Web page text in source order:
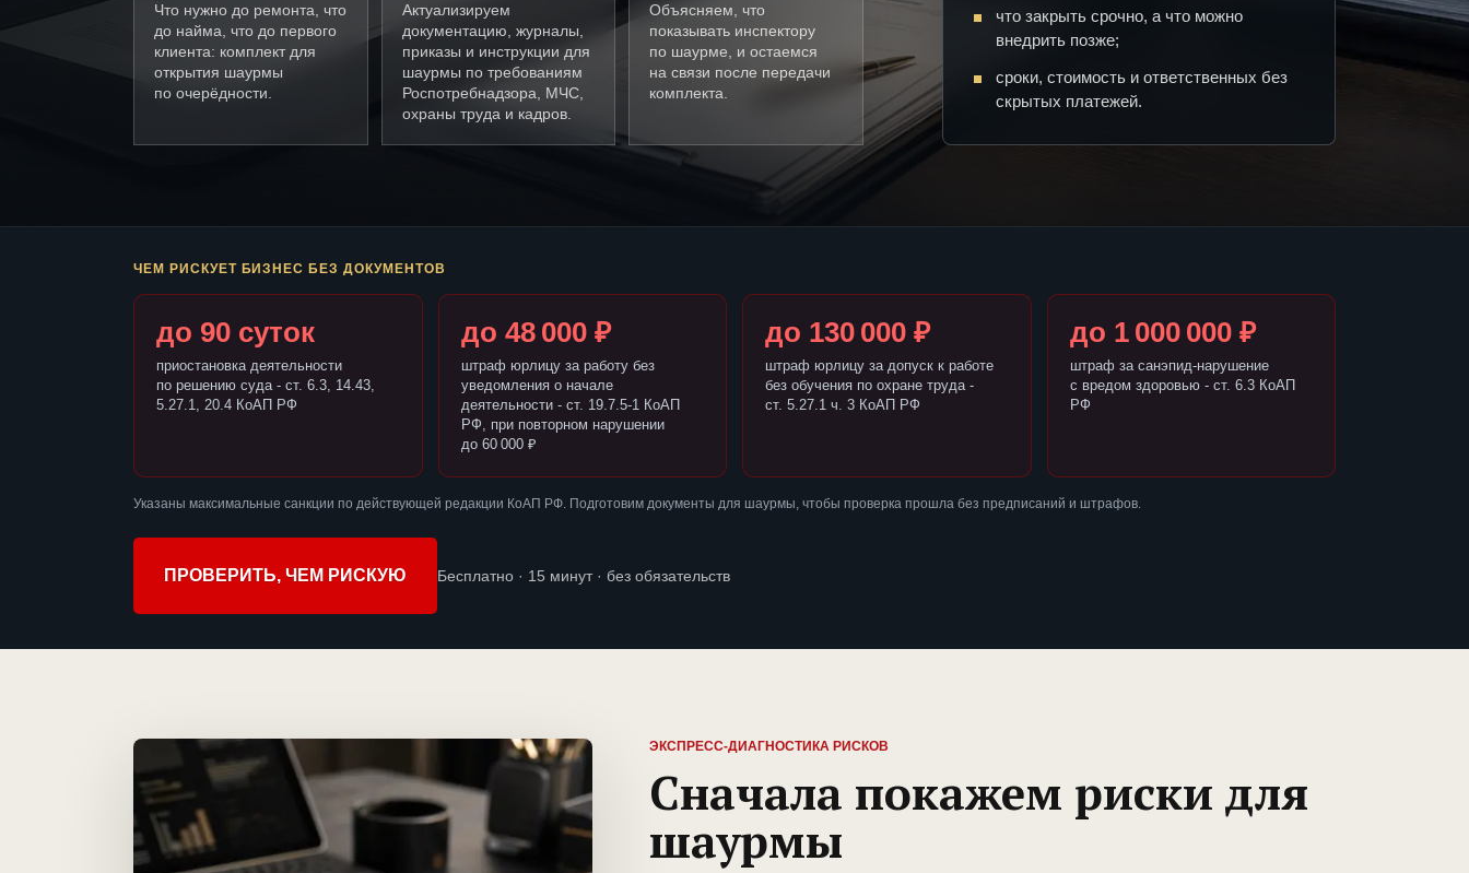
Что нужно до ремонта, что
до найма, что до первого
клиента: комплект для
открытия шаурмы
по очерёдности.
Актуализируем
документацию, журналы,
приказы и инструкции для
шаурмы по требованиям
Роспотребнадзора, МЧС,
охраны труда и кадров.
Объясняем, что
показывать инспектору
по шаурме, и остаемся
на связи после передачи
комплекта.
что закрыть срочно, а что можно
внедрить позже;
сроки, стоимость и ответственных без
скрытых платежей.
ЧЕМ РИСКУЕТ БИЗНЕС БЕЗ ДОКУМЕНТОВ
до 90 суток
приостановка деятельности
по решению суда - ст. 6.3, 14.43,
5.27.1, 20.4 КоАП РФ
до 48 000 ₽
штраф юрлицу за работу без
уведомления о начале
деятельности - ст. 19.7.5-1 КоАП
РФ, при повторном нарушении
до 60 000 ₽
до 130 000 ₽
штраф юрлицу за допуск к работе
без обучения по охране труда -
ст. 5.27.1 ч. 3 КоАП РФ
до 1 000 000 ₽
штраф за санэпид-нарушение
с вредом здоровью - ст. 6.3 КоАП
РФ
Указаны максимальные санкции по действующей редакции КоАП РФ. Подготовим документы для шаурмы, чтобы проверка прошла без предписаний и штрафов.
ПРОВЕРИТЬ, ЧЕМ РИСКУЮ Бесплатно · 15 минут · без обязательств
ЭКСПРЕСС-ДИАГНОСТИКА РИСКОВ
Сначала покажем риски для
шаурмы